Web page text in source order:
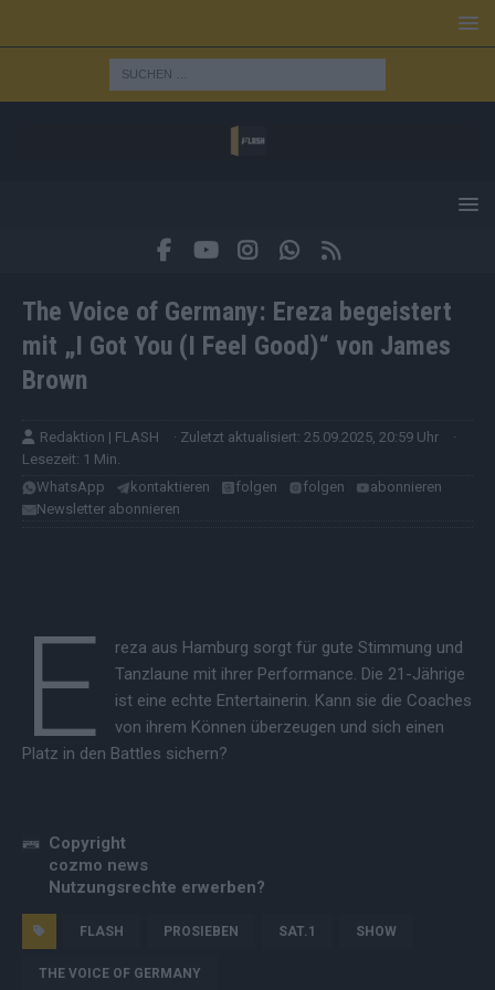
The Voice of Germany: Ereza begeistert
mit „I Got You (I Feel Good)“ von James
Brown
Redaktion | FLASH · Zuletzt aktualisiert: 25.09.2025, 20:59 Uhr
·
Lesezeit: 1 Min.
WhatsApp
kontaktieren folgen folgen
abonnieren
Newsletter abonnieren
E
reza aus Hamburg sorgt für gute Stimmung und
Tanzlaune mit ihrer Performance. Die 21-Jährige
ist eine echte Entertainerin. Kann sie die Coaches
von ihrem Können überzeugen und sich einen
Platz in den Battles sichern?
Copyright
cozmo news
Nutzungsrechte erwerben?
FLASH PROSIEBEN SAT.1 SHOW
THE VOICE OF GERMANY